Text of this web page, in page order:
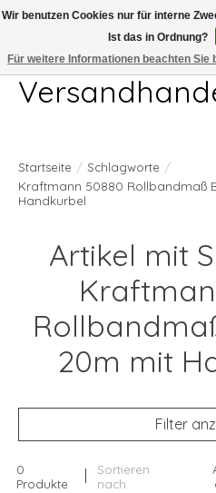
Telefon 04407 715872 MO-DO 7.00-17.00Uhr
Startseite / Schlagworte /
Kraftmann 50880 Rollbandmaß
Handkurbel
Artikel mit
20m mit
Filter
0
Produkte
Sortieren
nach
Wir benutzen Cookies nur für interne
Ist das in Ordnung?
Für weitere Informationen beachten